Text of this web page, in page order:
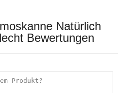
Natürlich
Bewertungen